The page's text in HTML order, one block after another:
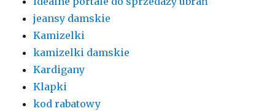
jeansy damskie
Kamizelki
kamizelki damskie
Kardigany
Klapki
kod rabatowy